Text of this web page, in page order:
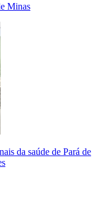
Minas
da saúde de Pará de